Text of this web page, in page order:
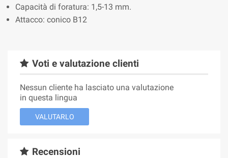
Capacità di foratura: 1,5-13 mm.
Attacco: conico B12
Voti e valutazione clienti
Nessun cliente ha lasciato una valutazione
in questa lingua
VALUTARLO
Recensioni